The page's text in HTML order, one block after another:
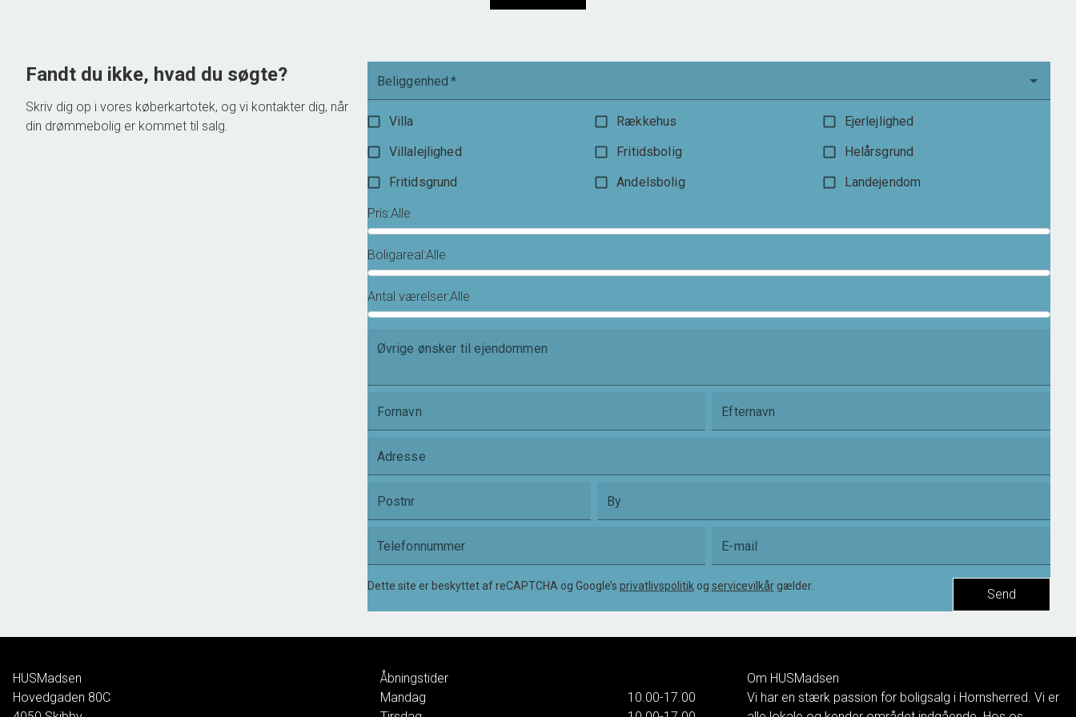
Fandt du ikke, hvad du søgte?
Skriv dig op i vores køberkartotek, og vi kontakter dig, når
din drømmebolig er kommet til salg.
Beliggenhed *
Villa Rækkehus
Ejerlejlighed
Villalejlighed
Fritidsbolig
Helårsgrund
Fritidsgrund
Andelsbolig Landejendom
Pris:Alle
Boligareal:Alle
Antal værelser:Alle
Øvrige ønsker til ejendommen
Fornavn Efternavn
Adresse
Postnr By
Telefonnummer E-mail
Dette site er beskyttet af reCAPTCHA og Google’s privatlivspolitik og servicevilkår gælder.
Send
HUSMadsen
Hovedgaden 80C
Åbningstider
Mandag
10.00-17.00
Om HUSMadsen
Vi har en stærk passion for boligsalg i Hornsherred. Vi er